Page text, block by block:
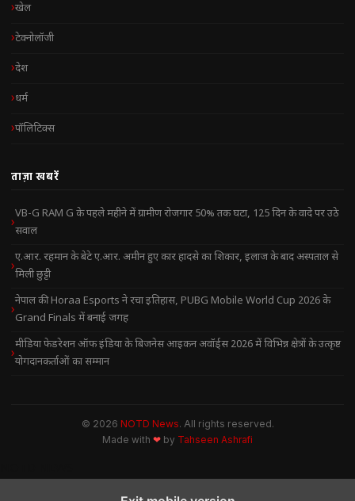
खेल
टेक्नोलॉजी
देश
धर्म
पॉलिटिक्स
ताज़ा खबरें
VB-G RAM G के पहले महीने में ग्रामीण रोजगार 50% तक घटा, 125 दिन के वादे पर उठे
सवाल
ए.आर. रहमान के बेटे ए.आर. अमीन हुए कार हादसे का शिकार, इलाज के बाद अस्पताल से
मिली छुट्टी
नेपाल की Horaa Esports ने रचा इतिहास, PUBG Mobile World Cup 2026 के
Grand Finals में बनाई जगह
मीडिया फेडरेशन ऑफ इंडिया के बिजनेस आइकन अवॉर्ड्स 2026 में विभिन्न क्षेत्रों के उत्कृष्ट
योगदानकर्ताओं का सम्मान
© 2026 NOTD News. All rights reserved.
Made with ❤ by Tahseen Ashrafi